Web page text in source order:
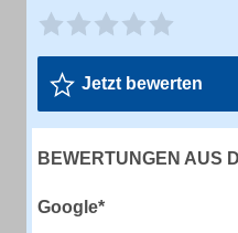
Jetzt bewerten
BEWERTUNGEN AUS
Google*